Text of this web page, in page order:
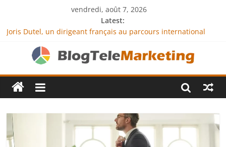
vendredi, août 7, 2026
Latest:
Joris Dutel, un dirigeant français au parcours international
Agria Assurance Animaux : comment l’entreprise se
démarque-t-elle de la concurrence ?
JCA Academy : l’excellence au service de l’indépendance
financière
Denis Bouclon : la diplomatie éducative comme moteur de
Next Terra International : des solutions logistiques au service
du commerce international